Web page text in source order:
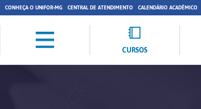
CONHEÇA O UNIFOR-MG CENTRAL DE ATENDIMENTO CALENDÁRIO ACADÊMICO
CURSOS